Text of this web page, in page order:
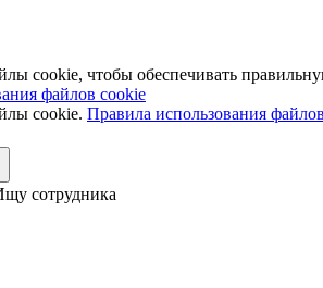
cookie, чтобы обеспечивать
файлов cookie
cookie. Правила использования
сотрудника